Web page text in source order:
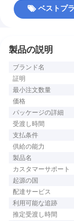
ベストプ
製品の説明
ブランド名
証明
最小注文数量
価格
パッケージの詳細
受渡し時間
支払条件
供給の能力
製品名
カスタマーサポート
起源の国
配達サービス
利用可能な追跡
推定受渡し時間